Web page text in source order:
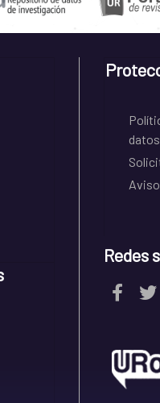
Redes